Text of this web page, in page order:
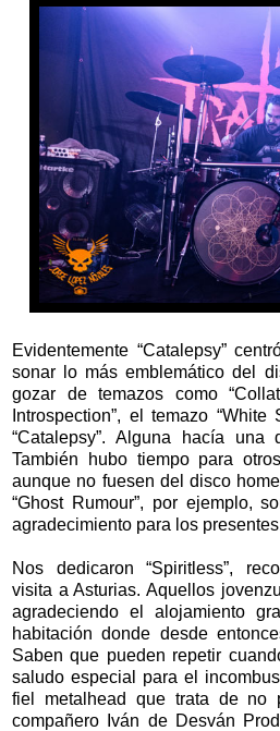
Evidentemente “Catalepsy”
sonar lo más emblemático del
gozar de temazos como
Introspection”, el temazo
“Catalepsy”. Alguna hacía
También hubo tiempo para
aunque no fuesen del disco
“Ghost Rumour”, por ejemplo,
agradecimiento para los
Nos dedicaron “Spiritless”,
visita a Asturias. Aquellos
agradeciendo el alojamiento
habitación donde desde
Saben que pueden repetir
saludo especial para el
fiel metalhead que trata de no
compañero Iván de Desván